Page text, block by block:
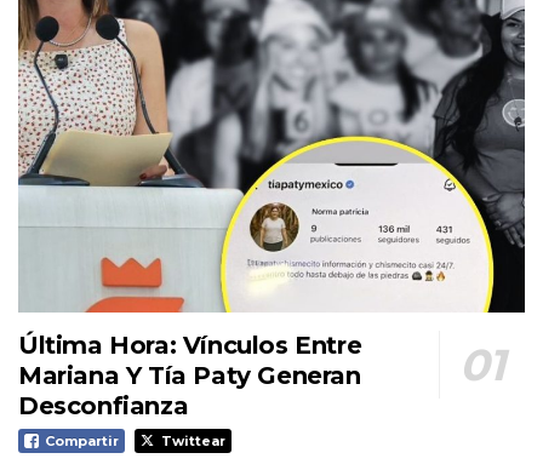
Última Hora: Vínculos Entre
Mariana Y Tía Paty Generan
Desconfianza
Compartir Twittear